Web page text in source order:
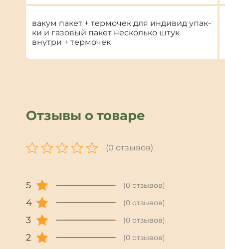
вакум пакет + термочек для индивид упак-
ки и газовый пакет несколько штук
внутри + термочек
Отзывы о товаре
(0 отзывов)
5 (0 отзывов)
4 (0 отзывов)
3 (0 отзывов)
2 (0 отзывов)